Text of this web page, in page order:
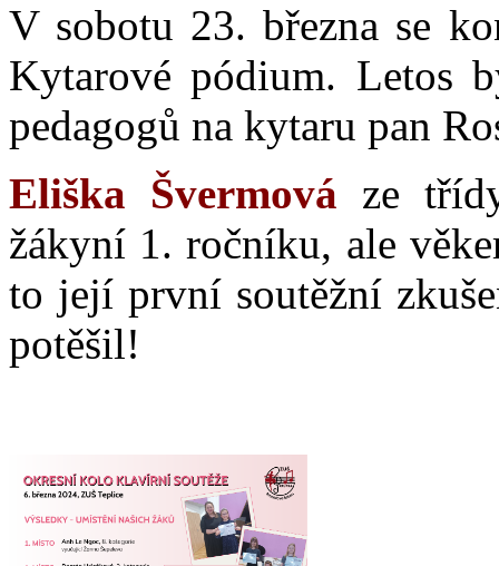
V sobotu 23. března se
Kytarové pódium. Letos
pedagogů na kytaru pan
Eliška Švermová ze
žákyní 1. ročníku, ale
to její první soutěžní
potěšil!